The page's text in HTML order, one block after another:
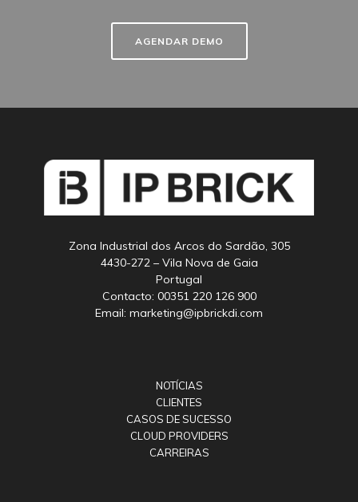
AGENDAR DEMO
Zona Industrial dos Arcos do Sardão, 305
4430-272 – Vila Nova de Gaia
Portugal
Contacto: 00351 220 126 900
Email: marketing@ipbrickdi.com
NOTÍCIAS
CLIENTES
CASOS DE SUCESSO
CLOUD PROVIDERS
CARREIRAS